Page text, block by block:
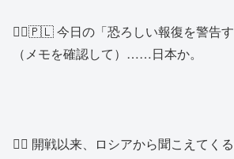
👱‍♂️🇵🇱 今日の「恐ろしい報復を警告
（メモを確認して）……日本か。
👱‍♂️ 開戦以来、ロシアから聞こえてく